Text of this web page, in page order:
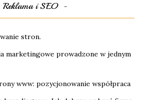
Reklama i SEO
stron.
marketingowe prowadzone w jednym
www: pozycjonowanie współpraca